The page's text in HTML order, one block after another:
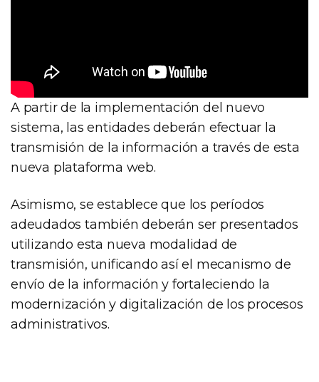
A partir de la implementación del nuevo
sistema, las entidades deberán efectuar la
transmisión de la información a través de esta
nueva plataforma web.
Asimismo, se establece que los períodos
adeudados también deberán ser presentados
utilizando esta nueva modalidad de
transmisión, unificando así el mecanismo de
envío de la información y fortaleciendo la
modernización y digitalización de los procesos
administrativos.